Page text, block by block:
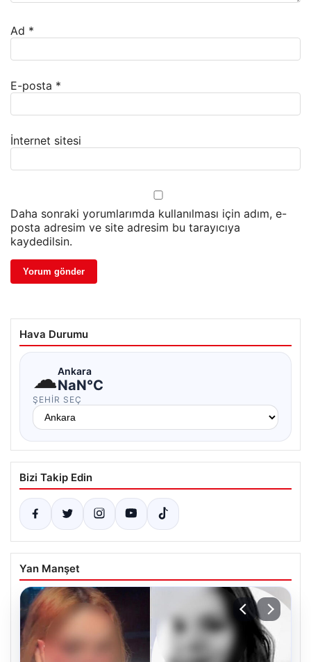
Ad *
E-posta *
İnternet sitesi
Daha sonraki yorumlarımda kullanılması için adım, e-
posta adresim ve site adresim bu tarayıcıya
kaydedilsin.
Hava Durumu
☁Ankara
NaN°C
ŞEHIR SEÇ
Bizi Takip Edin
Yan Manşet